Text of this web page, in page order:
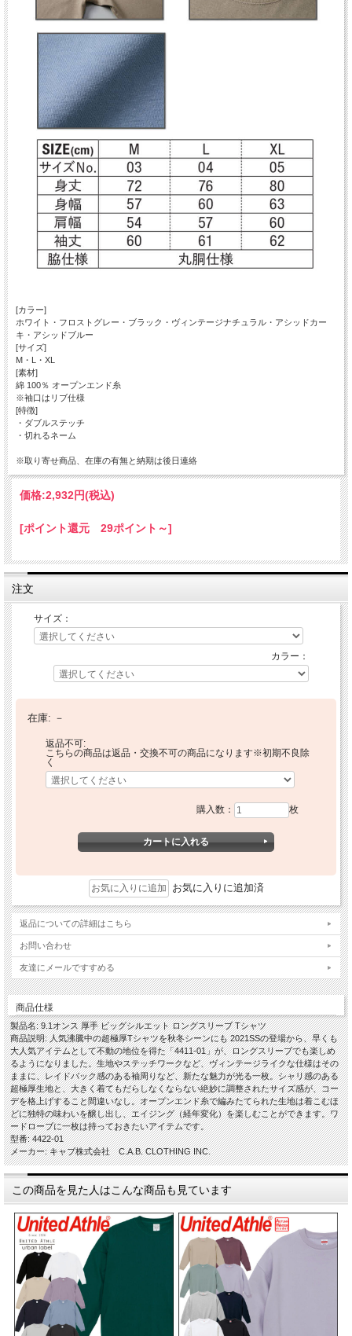
[カラー]
ホワイト・フロストグレー・ブラック・ヴィンテージナチュラル・アシッドカー
キ・アシッドブルー
[サイズ]
M・L・XL
[素材]
綿 100％ オープンエンド糸
※袖口はリブ仕様
[特徴]
・ダブルステッチ
・切れるネーム
※取り寄せ商品、在庫の有無と納期は後日連絡
価格:2,932円(税込)
[ポイント還元 29ポイント～]
注文
サイズ：
カラー：
在庫: －
返品不可:
こちらの商品は返品・交換不可の商品になります※初期不良除
く
購入数： 枚
お気に入りに追加済
返品についての詳細はこちら
お問い合わせ
友達にメールですすめる
商品仕様
製品名: 9.1オンス 厚手 ビッグシルエット ロングスリーブ Tシャツ
商品説明: 人気沸騰中の超極厚Tシャツを秋冬シーンにも 2021SSの登場から、早くも
大人気アイテムとして不動の地位を得た「4411-01」が、ロングスリーブでも楽しめ
るようになりました。生地やステッチワークなど、ヴィンテージライクな仕様はその
ままに、レイドバック感のある袖周りなど、新たな魅力が光る一枚。シャリ感のある
超極厚生地と、大きく着てもだらしなくならない絶妙に調整されたサイズ感が、コー
デを格上げすること間違いなし。オープンエンド糸で編みたてられた生地は着こむほ
どに独特の味わいを醸し出し、エイジング（経年変化）を楽しむことができます。ワ
ードローブに一枚は持っておきたいアイテムです。
型番: 4422-01
メーカー: キャブ株式会社 C.A.B. CLOTHING INC.
この商品を見た人はこんな商品も見ています